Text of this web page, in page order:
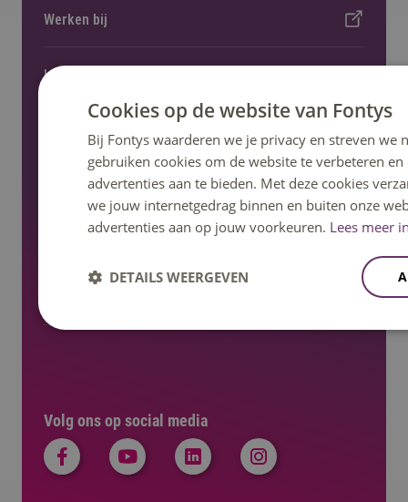
Volg ons op social media
Werken bij
Locaties
Onderzoek en lectoraat
Cookies op de website van Fontys
Bij Fontys waarderen we je privacy en streven we
gebruiken cookies om de website te verbeteren
advertenties aan te bieden. Met deze cookies
we jouw internetgedrag binnen en buiten onze
advertenties aan op jouw voorkeuren. Lees meer
DETAILS WEERGEVEN